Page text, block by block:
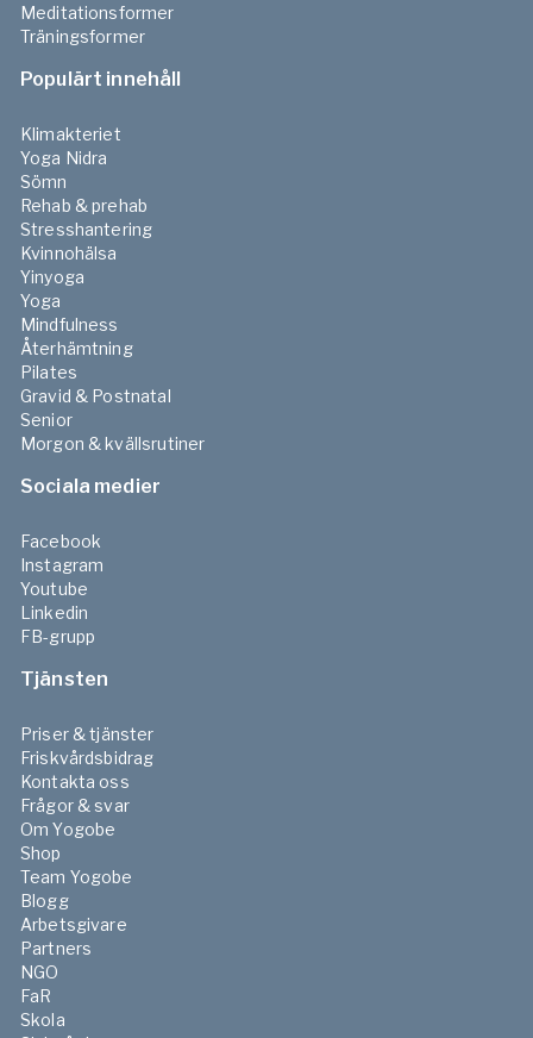
Meditationsformer
Träningsformer
Populärt innehåll
Klimakteriet
Yoga Nidra
Sömn
Rehab & prehab
Stresshantering
Kvinnohälsa
Yinyoga
Yoga
Mindfulness
Återhämtning
Pilates
Gravid & Postnatal
Senior
Morgon & kvällsrutiner
Sociala medier
Facebook
Instagram
Youtube
Linkedin
FB-grupp
Tjänsten
Priser & tjänster
Friskvårdsbidrag
Kontakta oss
Frågor & svar
Om Yogobe
Shop
Team Yogobe
Blogg
Arbetsgivare
Partners
NGO
FaR
Skola